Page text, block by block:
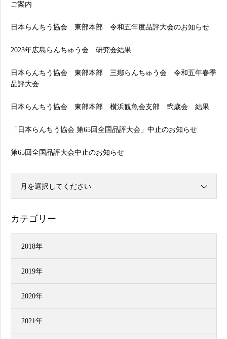
ご案内
日本らんちう協会 東部本部 令和五年度品評大会のお知らせ
2023年広島らんちゅう会 研究会結果
日本らんちう協会 東部本部 三鄕らんちゅう会 令和五年春季
品評大会
日本らんちう協会 東部本部 横浜観魚会支部 弐歳会 結果
「日本らんちう協会 第65回全国品評大会」中止のお知らせ
第65回全国品評大会中止のお知らせ
月を選択してください
カテゴリー
2018年
2019年
2020年
2021年